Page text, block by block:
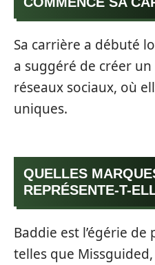
Sa carrière a débuté
a suggéré de créer
réseaux sociaux, où
uniques.
QUELLES
REPRÉSENTE-T-
Baddie est l’égérie
telles que